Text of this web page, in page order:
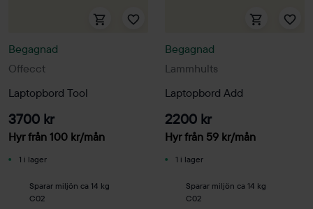
Offecct
Begagnad
Laptopbord Tool
3700 kr
Hyr från 100 kr/mån
1 i lager
Sparar miljön ca 14 kg
C02
Lammhults
Begagnad
Laptopbord Add
2200 kr
Hyr från 59 kr/mån
1 i lager
Sparar miljön ca 14 kg
C02